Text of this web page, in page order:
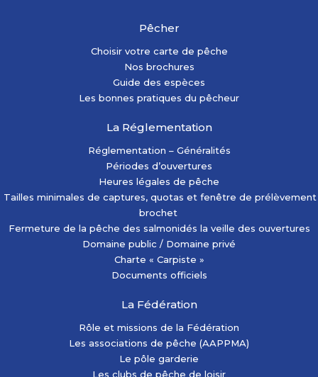
Pêcher
Choisir votre carte de pêche
Nos brochures
Guide des espèces
Les bonnes pratiques du pêcheur
La Réglementation
Réglementation – Généralités
Périodes d’ouvertures
Heures légales de pêche
Tailles minimales de captures, quotas et fenêtre de prélèvement
brochet
Fermeture de la pêche des salmonidés la veille des ouvertures
Domaine public / Domaine privé
Charte « Carpiste »
Documents officiels
La Fédération
Rôle et missions de la Fédération
Les associations de pêche (AAPPMA)
Le pôle garderie
Les clubs de pêche de loisir